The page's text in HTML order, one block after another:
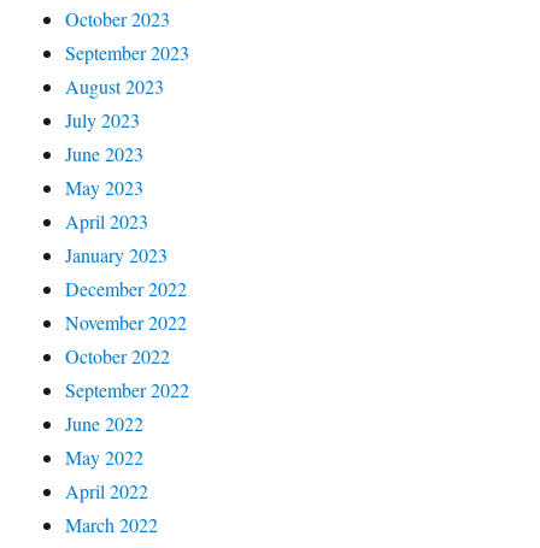
October 2023
September 2023
August 2023
July 2023
June 2023
May 2023
April 2023
January 2023
December 2022
November 2022
October 2022
September 2022
June 2022
May 2022
April 2022
March 2022